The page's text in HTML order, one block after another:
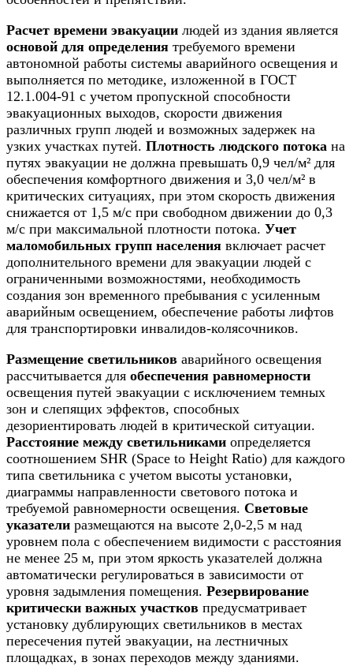
Расчет времени эвакуации людей из здания является
основой для определения требуемого времени
автономной работы системы аварийного освещения и
выполняется по методике, изложенной в ГОСТ
12.1.004-91 с учетом пропускной способности
эвакуационных выходов, скорости движения
различных групп людей и возможных задержек на
узких участках путей. Плотность людского потока на
путях эвакуации не должна превышать 0,9 чел/м² для
обеспечения комфортного движения и 3,0 чел/м² в
критических ситуациях, при этом скорость движения
снижается от 1,5 м/с при свободном движении до 0,3
м/с при максимальной плотности потока. Учет
маломобильных групп населения включает расчет
дополнительного времени для эвакуации людей с
ограниченными возможностями, необходимость
создания зон временного пребывания с усиленным
аварийным освещением, обеспечение работы лифтов
для транспортировки инвалидов-колясочников.
Размещение светильников аварийного освещения
рассчитывается для обеспечения равномерности
освещения путей эвакуации с исключением темных
зон и слепящих эффектов, способных
дезориентировать людей в критической ситуации.
Расстояние между светильниками определяется
соотношением SHR (Space to Height Ratio) для каждого
типа светильника с учетом высоты установки,
диаграммы направленности светового потока и
требуемой равномерности освещения. Световые
указатели размещаются на высоте 2,0-2,5 м над
уровнем пола с обеспечением видимости с расстояния
не менее 25 м, при этом яркость указателей должна
автоматически регулироваться в зависимости от
уровня задымления помещения. Резервирование
критически важных участков предусматривает
установку дублирующих светильников в местах
пересечения путей эвакуации, на лестничных
площадках, в зонах переходов между зданиями.